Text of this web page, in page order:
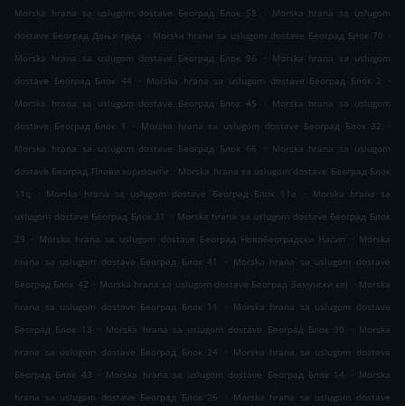
Morska hrana sa uslugom dostave Београд Блок 58
. Morska hrana sa uslugom
dostave Београд Доњи град . Morska hrana sa uslugom dostave Београд Блок 70 .
Morska hrana sa uslugom dostave Београд Блок 9б
. Morska hrana sa uslugom
dostave Београд Блок 44
. Morska hrana sa uslugom dostave Београд Блок 2
.
Morska hrana sa uslugom dostave Београд Блок 45
. Morska hrana sa uslugom
dostave Београд Блок 1
. Morska hrana sa uslugom dostave Београд Блок 32
.
Morska hrana sa uslugom dostave Београд Блок 66
. Morska hrana sa uslugom
dostave Београд Плави хоризонти . Morska hrana sa uslugom dostave Београд Блок
11ц
. Morska hrana sa uslugom dostave Београд Блок 11а .
Morska hrana sa
uslugom dostave Београд Блок 31
. Morska hrana sa uslugom dostave Београд Блок
29
. Morska hrana sa uslugom dostave Београд Новобеоградски Насип . Morska
hrana sa uslugom dostave Београд Блок 41
. Morska hrana sa uslugom dostave
Београд Блок 42 . Morska hrana sa uslugom dostave Београд Земунски кеј . Morska
hrana sa uslugom dostave Београд Блок 11
. Morska hrana sa uslugom dostave
Београд Блок 13
. Morska hrana sa uslugom dostave Београд Блок 30 . Morska
hrana sa uslugom dostave Београд Блок 24
. Morska hrana sa uslugom dostave
Београд Блок 43
. Morska hrana sa uslugom dostave Београд Блок 14 . Morska
hrana sa uslugom dostave Београд Блок 26
. Morska hrana sa uslugom dostave